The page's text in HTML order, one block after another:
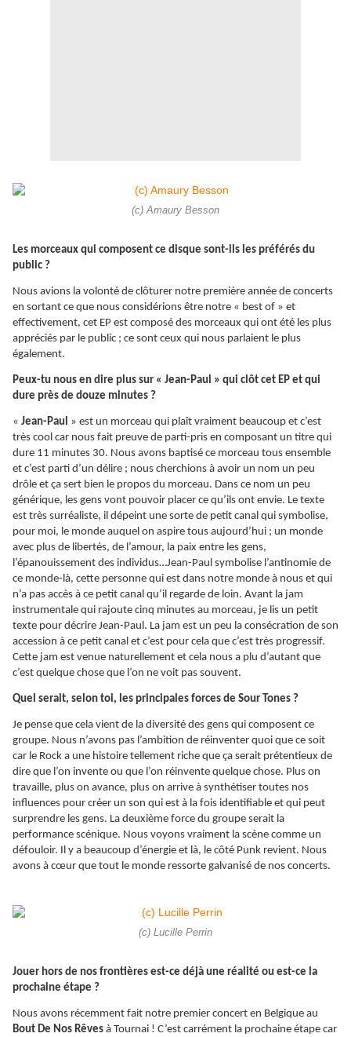
(c) Amaury Besson
Les morceaux qui composent ce disque sont-ils les préférés du
public ?
Nous avions la volonté de clôturer notre première année de concerts
en sortant ce que nous considérions être notre « best of » et
effectivement, cet EP est composé des morceaux qui ont été les plus
appréciés par le public ; ce sont ceux qui nous parlaient le plus
également.
Peux-tu nous en dire plus sur « Jean-Paul » qui clôt cet EP et qui
dure près de douze minutes ?
« Jean-Paul » est un morceau qui plaît vraiment beaucoup et c’est
très cool car nous fait preuve de parti-pris en composant un titre qui
dure 11 minutes 30. Nous avons baptisé ce morceau tous ensemble
et c’est parti d’un délire ; nous cherchions à avoir un nom un peu
drôle et ça sert bien le propos du morceau. Dans ce nom un peu
générique, les gens vont pouvoir placer ce qu’ils ont envie. Le texte
est très surréaliste, il dépeint une sorte de petit canal qui symbolise,
pour moi, le monde auquel on aspire tous aujourd’hui ; un monde
avec plus de libertés, de l’amour, la paix entre les gens,
l’épanouissement des individus…Jean-Paul symbolise l’antinomie de
ce monde-là, cette personne qui est dans notre monde à nous et qui
n’a pas accès à ce petit canal qu’il regarde de loin. Avant la jam
instrumentale qui rajoute cinq minutes au morceau, je lis un petit
texte pour décrire Jean-Paul. La jam est un peu la consécration de son
accession à ce petit canal et c’est pour cela que c’est très progressif.
Cette jam est venue naturellement et cela nous a plu d’autant que
c’est quelque chose que l’on ne voit pas souvent.
Quel serait, selon toi, les principales forces de Sour Tones ?
Je pense que cela vient de la diversité des gens qui composent ce
groupe. Nous n’avons pas l’ambition de réinventer quoi que ce soit
car le Rock a une histoire tellement riche que ça serait prétentieux de
dire que l’on invente ou que l’on réinvente quelque chose. Plus on
travaille, plus on avance, plus on arrive à synthétiser toutes nos
influences pour créer un son qui est à la fois identifiable et qui peut
surprendre les gens. La deuxième force du groupe serait la
performance scénique. Nous voyons vraiment la scène comme un
défouloir. Il y a beaucoup d’énergie et là, le côté Punk revient. Nous
avons à cœur que tout le monde ressorte galvanisé de nos concerts.
(c) Lucille Perrin
Jouer hors de nos frontières est-ce déjà une réalité ou est-ce la
prochaine étape ?
Nous avons récemment fait notre premier concert en Belgique au
Bout De Nos Rêves à Tournai ! C’est carrément la prochaine étape car